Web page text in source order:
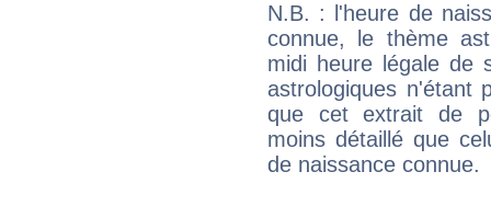
N.B. : l'heure de
connue, le thème
midi heure légale de
astrologiques n'étant
que cet extrait de
moins détaillé que
de naissance connue.